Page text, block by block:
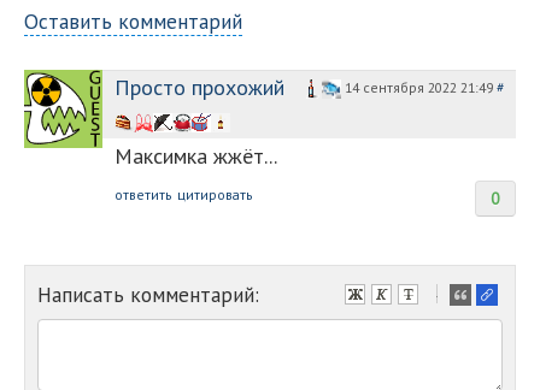
Оставить комментарий
Просто прохожий 14 сентября 2022 21:49 #
Максимка жжёт...
0
ответить цитировать
Написать комментарий:
-
-